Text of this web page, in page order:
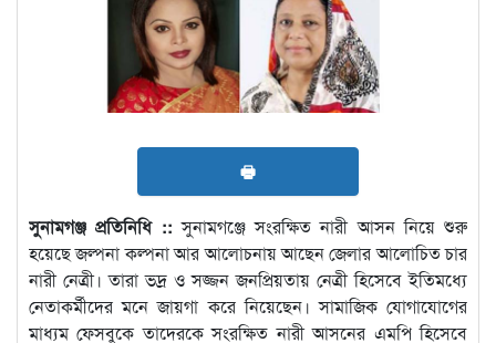
🖶
সুনামগঞ্জ প্রতিনিধি :: সুনামগঞ্জে সংরক্ষিত নারী আসন নিয়ে শুরু
হয়েছে জল্পনা কল্পনা আর আলোচনায় আছেন জেলার আলোচিত চার
নারী নেত্রী। তারা ভদ্র ও সজ্জন জনপ্রিয়তায় নেত্রী হিসেবে ইতিমধ্যে
নেতাকর্মীদের মনে জায়গা করে নিয়েছেন। সামাজিক যোগাযোগের
মাধ্যম ফেসবুকে তাদেরকে সংরক্ষিত নারী আসনের এমপি হিসেবে